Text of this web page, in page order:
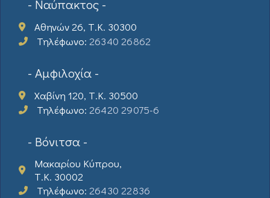
- Ναύπακτος -
Αθηνών 26, Τ.Κ. 30300
Τηλέφωνο: 26340 26862
- Αμφιλοχία -
Χαβίνη 120, Τ.Κ. 30500
Τηλέφωνο: 26420 29075-6
- Βόνιτσα -
Μακαρίου Κύπρου,
Τ.Κ. 30002
Τηλέφωνο: 26430 22836